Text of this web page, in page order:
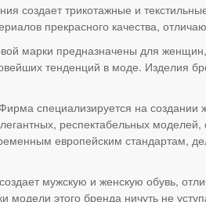
создает трикотажные и
прекрасного качества,
марки предназначены для
тенденций в моде. Изделия
специализируется на
респектабельных
европейским стандартам,
мужскую и женскую обувь,
модели этого бренда ничуть не